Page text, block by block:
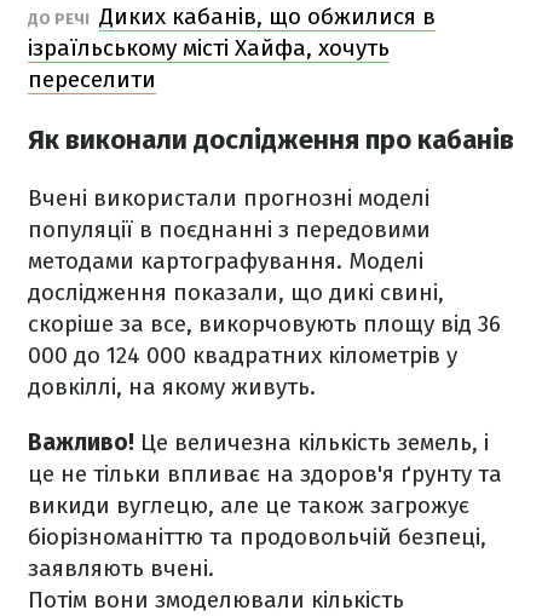
ДО РЕЧІ Диких кабанів, що обжилися в
ізраїльському місті Хайфа, хочуть
переселити
Як виконали дослідження про кабанів
Вчені використали прогнозні моделі
популяції в поєднанні з передовими
методами картографування. Моделі
дослідження показали, що дикі свині,
скоріше за все, викорчовують площу від 36
000 до 124 000 квадратних кілометрів у
довкіллі, на якому живуть.
Важливо! Це величезна кількість земель, і
це не тільки впливає на здоров'я ґрунту та
викиди вуглецю, але це також загрожує
біорізноманіттю та продовольчій безпеці,
заявляють вчені.
Потім вони змоделювали кількість